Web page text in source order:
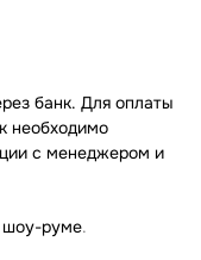
банк. Для оплаты
необходимо
с менеджером и
шоу-руме.